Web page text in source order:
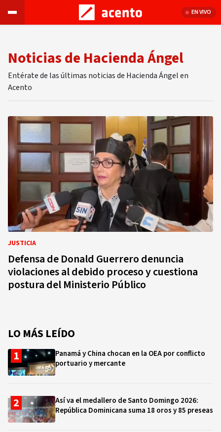
EN VIVO
Noticias de Hacienda Ángel
Entérate de las últimas noticias de Hacienda Ángel en
Acento
JUSTICIA
Defensa de Donald Guerrero denuncia
violaciones al debido proceso y cuestiona
postura del Ministerio Público
LO MÁS LEÍDO
Panamá y China chocan en la OEA por conflicto
portuario y mercante
Así va el medallero de Santo Domingo 2026:
República Dominicana suma 18 oros y 85 preseas